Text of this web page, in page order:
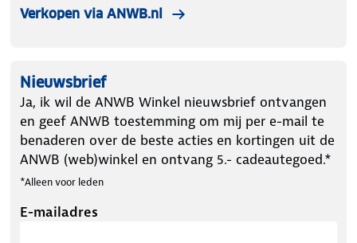
Verkopen via ANWB.nl
Nieuwsbrief
Ja, ik wil de ANWB Winkel nieuwsbrief ontvangen
en geef ANWB toestemming om mij per e-mail te
benaderen over de beste acties en kortingen uit de
ANWB (web)winkel en ontvang 5.- cadeautegoed.*
*Alleen voor leden
E-mailadres